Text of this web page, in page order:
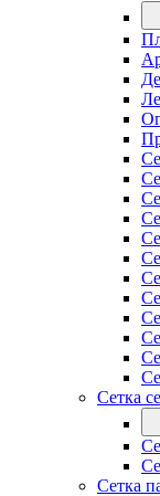
Сетка
Сетка